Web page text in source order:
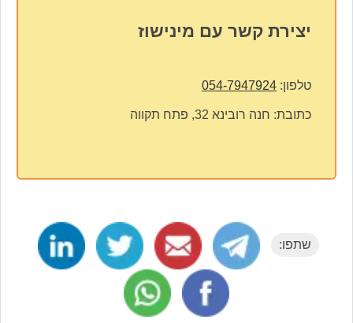
יצירת קשר עם מינישוז
טלפון: 054-7947924
כתובת: חנה רובינא 32, פתח תקווה
שתפו: